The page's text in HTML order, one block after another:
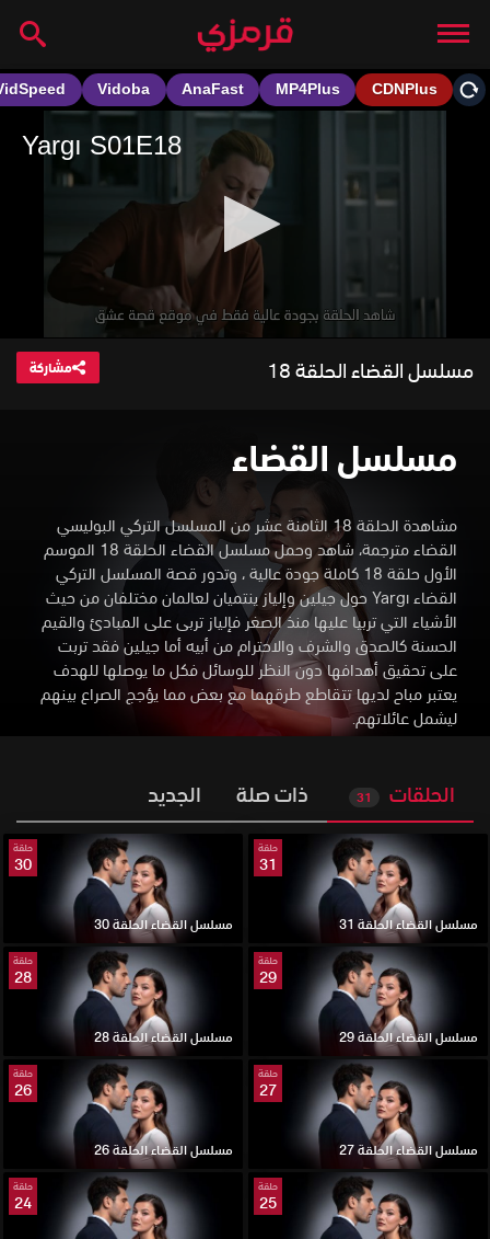
مسلسل القضاء الحلقة 18 مشاركة
مسلسل القضاء
مشاهدة الحلقة 18 الثامنة عشر من المسلسل التركي البوليسي
القضاء مترجمة، شاهد وحمل مسلسل القضاء الحلقة 18 الموسم
الأول حلقة 18 كاملة جودة عالية ،وتدور قصة المسلسل التركي
القضاء Yargı حول جيلين وإلياز ينتميان لعالمان مختلفان من حيث
الأشياء التي تربيا عليها منذ الصغر فإلياز تربى على المبادئ والقيم
الحسنة كالصدق والشرف والاحترام من أبيه أما جيلين فقد تربت
على تحقيق أهدافها دون النظر للوسائل فكل ما يوصلها للهدف
يعتبر مباح لديها تتقاطع طرقهما مع بعض مما يؤجج الصراع بينهم
ليشمل عائلاتهم.
الحلقات 31 ذات صلة الجديد
حلقة
31
مسلسل القضاء الحلقة 31
حلقة
30
مسلسل القضاء الحلقة 30
حلقة
29
مسلسل القضاء الحلقة 29
حلقة
28
مسلسل القضاء الحلقة 28
حلقة
27
مسلسل القضاء الحلقة 27
حلقة
26
مسلسل القضاء الحلقة 26
حلقة
25
حلقة
24